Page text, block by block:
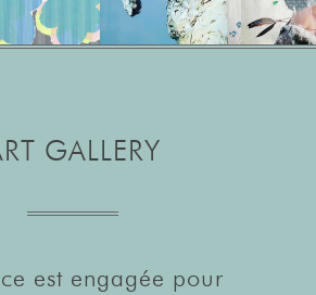
GALLERY
est engagée pour